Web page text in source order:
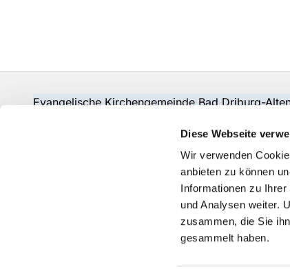
Diese Webseite
Wir verwenden
anbieten zu können
Informationen zu
und Analysen weiter.
zusammen, die Sie
gesammelt haben.
Evangelische Kirchengemeinde Bad Driburg-